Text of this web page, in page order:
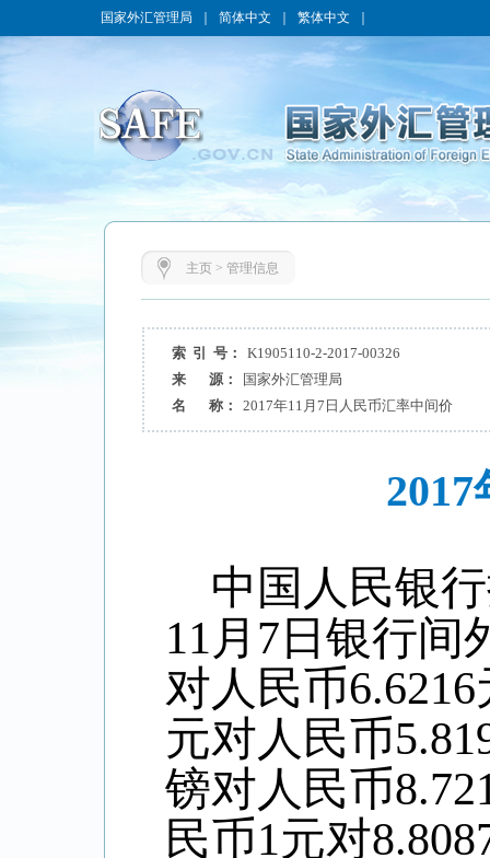
国家外汇管理局 简体中文 繁体中文
主页> 管理信息
索 引 号：
K1905110-2-2017-00326
来 源：
国家外汇管理局
名 称：
2017年11月7日人民币汇率中间价
中国人民银
11 月 7 日银行间
对人民币6.6216
元对人民币5.
镑对人民币8
民币1元对